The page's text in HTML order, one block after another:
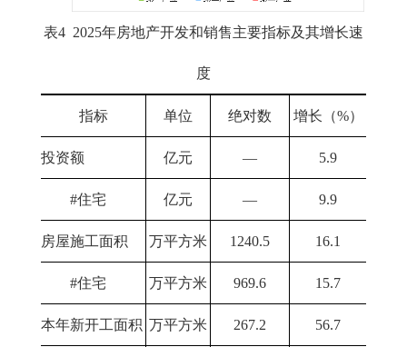
表4 2025年房地产开发和销售主要指标及其增长速
度
指标 单位 绝对数 增长（%）
投资额 亿元 — 5.9
#住宅 亿元 — 9.9
房屋施工面积 万平方米 1240.5 16.1
#住宅 万平方米 969.6 15.7
本年新开工面积 万平方米 267.2 56.7